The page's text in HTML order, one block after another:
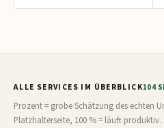
ALLE SERVICES IM ÜBERBLICK104
Prozent = grobe Schätzung des echten
Platzhalterseite, 100 % = läuft produktiv.